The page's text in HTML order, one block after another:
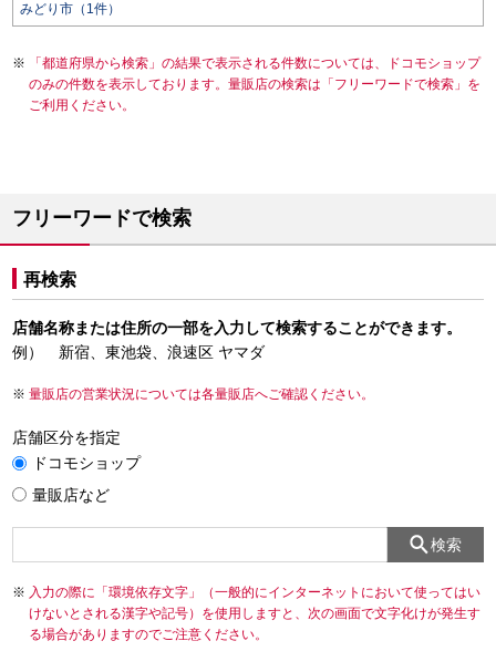
みどり市（1件）
「都道府県から検索」の結果で表示される件数については、ドコモショップ
のみの件数を表示しております。量販店の検索は「フリーワードで検索」を
ご利用ください。
フリーワードで検索
再検索
店舗名称または住所の一部を入力して検索することができます。
例） 新宿、東池袋、浪速区 ヤマダ
量販店の営業状況については各量販店へご確認ください。
店舗区分を指定
ドコモショップ
量販店など
検索
入力の際に「環境依存文字」（一般的にインターネットにおいて使ってはい
けないとされる漢字や記号）を使用しますと、次の画面で文字化けが発生す
る場合がありますのでご注意ください。